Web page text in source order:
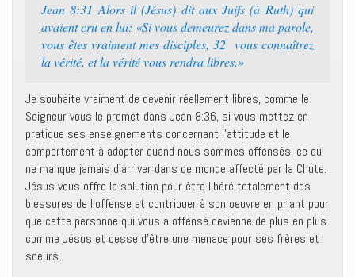
Jean 8:31 Alors il (Jésus) dit aux Juifs (à Ruth) qui
avaient cru en lui: «Si vous demeurez dans ma parole,
vous êtes vraiment mes disciples, 32 vous connaîtrez
la vérité, et la vérité vous rendra libres.»
Je souhaite vraiment de devenir réellement libres, comme le
Seigneur vous le promet dans Jean 8:36, si vous mettez en
pratique ses enseignements concernant l’attitude et le
comportement à adopter quand nous sommes offensés, ce qui
ne manque jamais d’arriver dans ce monde affecté par la Chute.
Jésus vous offre la solution pour être libéré totalement des
blessures de l’offense et contribuer à son oeuvre en priant pour
que cette personne qui vous a offensé devienne de plus en plus
comme Jésus et cesse d’être une menace pour ses frères et
soeurs.